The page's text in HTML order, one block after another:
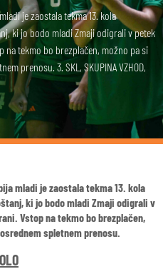
je zaostala tekma 13. kola
ki jo bodo mladi Zmaji odigrali v petek
na tekmo bo brezplačen, možno pa si
prenosu. 3. SKL, SKUPINA VZHOD,
mladi je zaostala tekma 13. kola
ki jo bodo mladi Zmaji odigrali v
Vstop na tekmo bo brezplačen,
spletnem prenosu.